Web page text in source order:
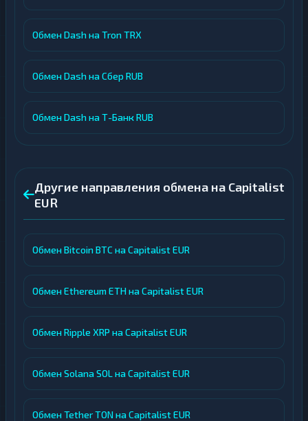
Обмен Dash на Tron TRX
Обмен Dash на Сбер RUB
Обмен Dash на Т-Банк RUB
Другие направления обмена на Capitalist
EUR
Обмен Bitcoin BTC на Capitalist EUR
Обмен Ethereum ETH на Capitalist EUR
Обмен Ripple XRP на Capitalist EUR
Обмен Solana SOL на Capitalist EUR
Обмен Tether TON на Capitalist EUR